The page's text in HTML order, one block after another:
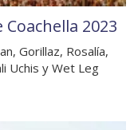
2023
Gorillaz, Rosalía,
Uchis y Wet Leg